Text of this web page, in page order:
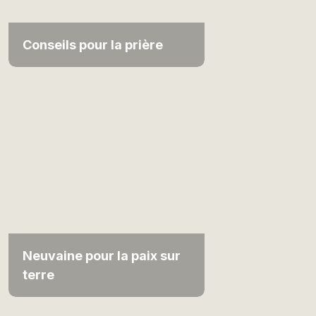
Conseils pour la prière
Neuvaine pour la paix sur
terre